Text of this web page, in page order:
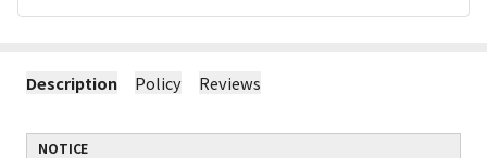
Description Policy Reviews
NOTICE